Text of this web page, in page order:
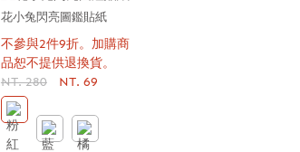
花小兔閃亮圖鑑貼紙
不參與2件9折。加購商
品恕不提供退換貨。
NT. 280
NT. 69